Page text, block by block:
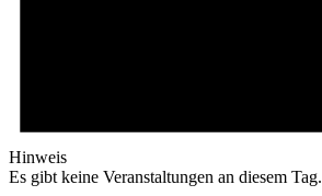
Hinweis
Es gibt keine Veranstaltungen an diesem Tag.